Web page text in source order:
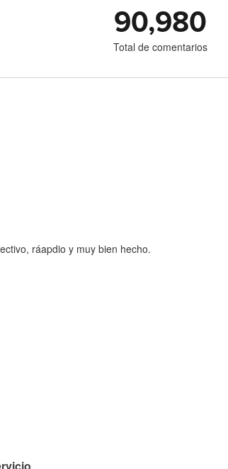
90,980
Total de comentarios
ráapdio y muy bien hecho.